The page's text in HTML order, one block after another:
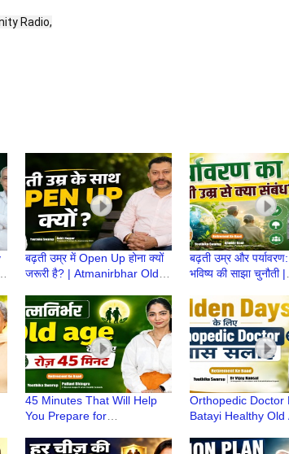
Radio,
बढ़ती उम्र में Open Up होना क्यों
जरूरी है? | Atmanirbhar Old
ke Baad
बढ़ती उम्र और
भविष्य की साझा चुनौती |
Retirement life
45 Minutes That Will Help
You Prepare for
Retirehone ke Baad |
Orthopedic Doctor
Batayi Healthy Old
की तैयारी